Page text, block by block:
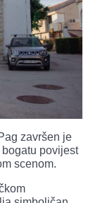
završen je
povijest
scenom.